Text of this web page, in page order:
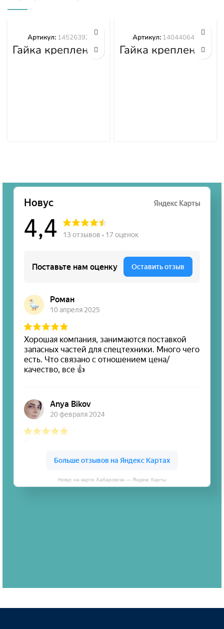
Гайка крепления
башмака
Артикул: 14526392
Гайка крепления
башмака
Артикул: 140440645
Новус на карте Хабаровска — Яндекс Карты